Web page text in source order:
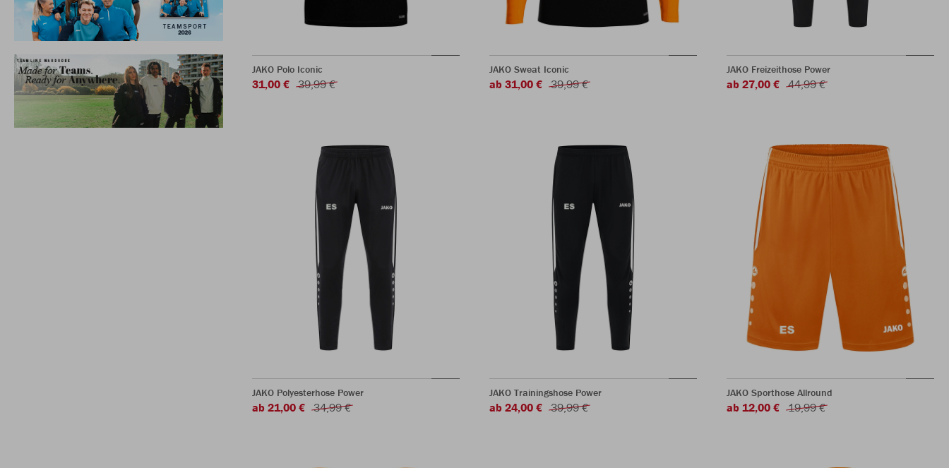
JAKO Polo Iconic
31,00 € 39,99 €
JAKO Sweat Iconic
ab 31,00 € 39,99 €
JAKO Freizeithose Power
ab 27,00 € 44,99 €
JAKO Polyesterhose Power
ab 21,00 € 34,99 €
JAKO Trainingshose Power
ab 24,00 € 39,99 €
JAKO Sporthose Allround
ab 12,00 € 19,99 €